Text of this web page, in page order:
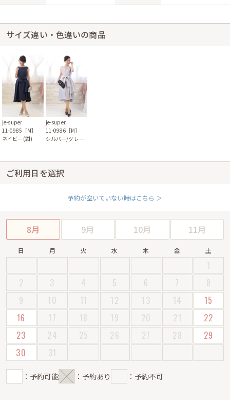
サイズ違い・色違いの商品
je-super
11-0985［M］
ネイビー(紺)
je-super
11-0986［M］
シルバー/グレー
ご利用日を選択
予約が空いていない時はこちら ＞
8月 9月 10月 11月
日 月 火 水 木 金 土
1
2
3 4 5 6 7
8
9
10 11 12 13 14
15
16
17 18 19 20 21
22
23
24 25 26 27 28
29
30
31
：予約可能 ：予約あり ：予約不可